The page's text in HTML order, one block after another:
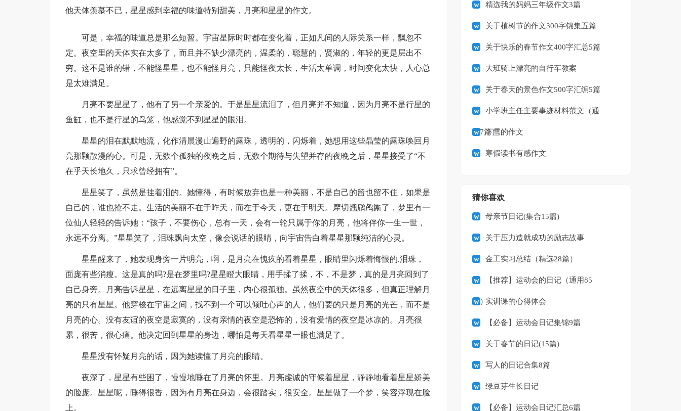
他天体羡慕不已，星星感到幸福的味道特别甜美，月亮和星星的作文。
可是，幸福的味道总是那么短暂。宇宙星际时时都在变化着，正如凡间的人际关系一样，飘忽不
定。夜空里的天体实在太多了，而且并不缺少漂亮的，温柔的，聪慧的，贤淑的，年轻的更是层出不
穷。这不是谁的错，不能怪星星，也不能怪月亮，只能怪夜太长，生活太单调，时间变化太快，人心总
是太难满足。
月亮不要星星了，他有了另一个亲爱的。于是星星流泪了，但月亮并不知道，因为月亮不是行星的
鱼缸，也不是行星的鸟笼，他感觉不到星星的眼泪。
星星的泪在默默地流，化作清晨漫山遍野的露珠，透明的，闪烁着，她想用这些晶莹的露珠唤回月
亮那颗散漫的心。可是，无数个孤独的夜晚之后，无数个期待与失望并存的夜晚之后，星星接受了“不
在乎天长地久，只求曾经拥有”。
星星笑了，虽然是挂着泪的。她懂得，有时候放弃也是一种美丽，不是自己的留也留不住，如果是
自己的，谁也抢不走。生活的美丽不在于昨天，而在于今天，更在于明天。犘切翘鹛鸬厮了，梦里有一
位仙人轻轻的告诉她：“孩子，不要伤心，总有一天，会有一轮只属于你的月亮，他将伴你一生一世，
永远不分离。”星星笑了，泪珠飘向太空，像会说话的眼睛，向宇宙告白着星星那颗纯洁的心灵。
星星醒来了，她发现身旁一片明亮，啊，是月亮在愧疚的看着星星，眼睛里闪烁着悔恨的.泪珠，
面庞有些消瘦。这是真的吗?是在梦里吗?星星瞪大眼睛，用手揉了揉，不，不是梦，真的是月亮回到了
自己身旁。月亮告诉星星，在远离星星的日子里，内心很孤独。虽然夜空中的天体很多，但真正理解月
亮的只有星星。他穿梭在宇宙之间，找不到一个可以倾吐心声的人，他们要的只是月亮的光芒，而不是
月亮的心。没有友谊的夜空是寂寞的，没有亲情的夜空是恐怖的，没有爱情的夜空是冰凉的。月亮很
累，很苦，很心痛。他决定回到星星的身边，哪怕是每天看星星一眼也满足了。
星星没有怀疑月亮的话，因为她读懂了月亮的眼睛。
夜深了，星星有些困了，慢慢地睡在了月亮的怀里。月亮虔诚的守候着星星，静静地看着星星娇美
的脸庞。星星呢，睡得很香，因为有月亮在身边，会很踏实，很安全。星星做了一个梦，笑容浮现在脸
上。
精选我的妈妈三年级作文3篇
关于植树节的作文300字锦集五篇
关于快乐的春节作文400字汇总5篇
大班骑上漂亮的自行车教案
关于春天的景色作文500字汇编5篇
小学班主任主要事迹材料范文（通
用7篇）下雪的作文
寒假读书有感作文
猜你喜欢
母亲节日记(集合15篇)
关于压力造就成功的励志故事
金工实习总结（精选28篇）
【推荐】运动会的日记（通用85
篇）实训课的心得体会
【必备】运动会日记集锦9篇
关于春节的日记(15篇)
写人的日记合集8篇
绿豆芽生长日记
【必备】运动会日记汇总6篇